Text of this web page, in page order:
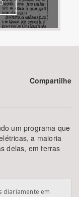
Compartilhe
um programa que
a maioria
delas, em terras
diariamente em